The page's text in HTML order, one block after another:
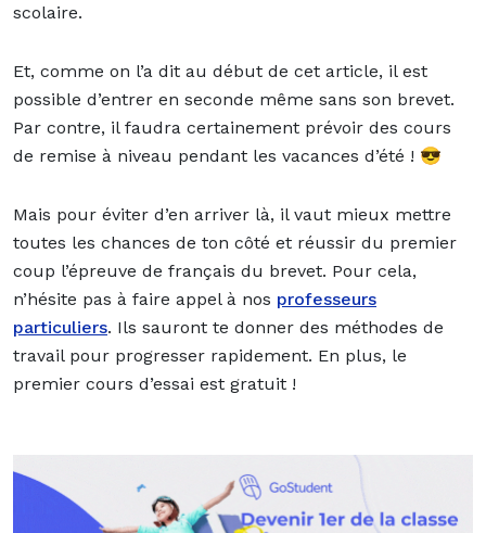
scolaire.
Et, comme on l’a dit au début de cet article, il est
possible d’entrer en seconde même sans son brevet.
Par contre, il faudra certainement prévoir des cours
de remise à niveau pendant les vacances d’été ! 😎
Mais pour éviter d’en arriver là, il vaut mieux mettre
toutes les chances de ton côté et réussir du premier
coup l’épreuve de français du brevet. Pour cela,
n’hésite pas à faire appel à nos professeurs
particuliers. Ils sauront te donner des méthodes de
travail pour progresser rapidement. En plus, le
premier cours d’essai est gratuit !